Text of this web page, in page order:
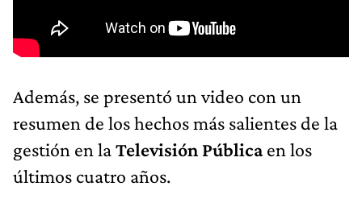
Además, se presentó un video con un
resumen de los hechos más salientes de la
gestión en laTelevisión Públicaen los
últimos cuatro años.